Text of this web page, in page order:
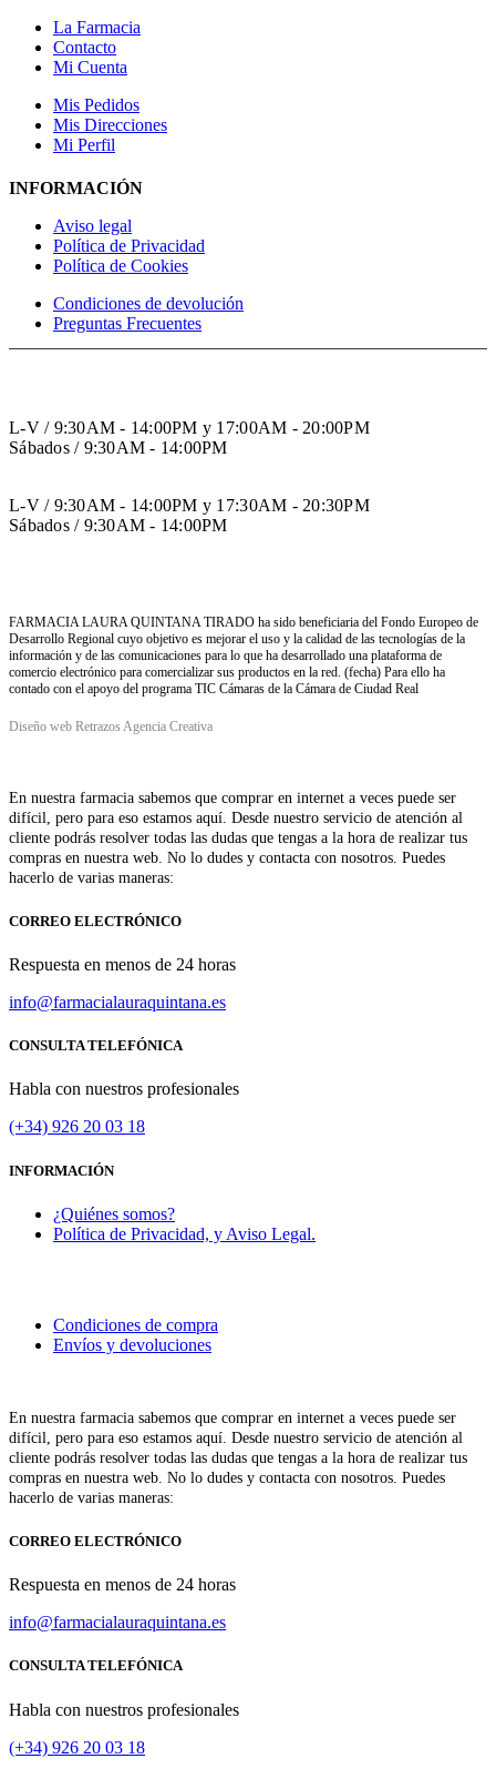
La Farmacia
Contacto
Mi Cuenta
Mis Pedidos
Mis Direcciones
Mi Perfil
INFORMACIÓN
Aviso legal
Política de Privacidad
Política de Cookies
Condiciones de devolución
Preguntas Frecuentes
L-V / 9:30AM - 14:00PM y 17:00AM - 20:00PM
Sábados / 9:30AM - 14:00PM
L-V / 9:30AM - 14:00PM y 17:30AM - 20:30PM
Sábados / 9:30AM - 14:00PM
FARMACIA LAURA QUINTANA TIRADO ha sido beneficiaria del Fondo Europeo de
Desarrollo Regional cuyo objetivo es mejorar el uso y la calidad de las tecnologías de la
información y de las comunicaciones para lo que ha desarrollado una plataforma de
comercio electrónico para comercializar sus productos en la red. (fecha) Para ello ha
contado con el apoyo del programa TIC Cámaras de la Cámara de Ciudad Real
Diseño web Retrazos Agencia Creativa
En nuestra farmacia sabemos que comprar en internet a veces puede ser
difícil, pero para eso estamos aquí. Desde nuestro servicio de atención al
cliente podrás resolver todas las dudas que tengas a la hora de realizar tus
compras en nuestra web. No lo dudes y contacta con nosotros. Puedes
hacerlo de varias maneras:
CORREO ELECTRÓNICO
Respuesta en menos de 24 horas
info@farmacialauraquintana.es
CONSULTA TELEFÓNICA
Habla con nuestros profesionales
(+34) 926 20 03 18
INFORMACIÓN
¿Quiénes somos?
Política de Privacidad, y Aviso Legal.
Condiciones de compra
Envíos y devoluciones
En nuestra farmacia sabemos que comprar en internet a veces puede ser
difícil, pero para eso estamos aquí. Desde nuestro servicio de atención al
cliente podrás resolver todas las dudas que tengas a la hora de realizar tus
compras en nuestra web. No lo dudes y contacta con nosotros. Puedes
hacerlo de varias maneras:
CORREO ELECTRÓNICO
Respuesta en menos de 24 horas
info@farmacialauraquintana.es
CONSULTA TELEFÓNICA
Habla con nuestros profesionales
(+34) 926 20 03 18